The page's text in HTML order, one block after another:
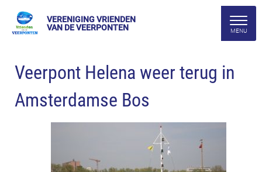
VERENIGING VRIENDEN
VAN DE VEERPONTEN
Veerpont Helena weer terug in
Amsterdamse Bos